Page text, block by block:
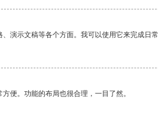
演示文稿等各个方面。我可以使用它来完成日
便。功能的布局也很合理，一目了然。